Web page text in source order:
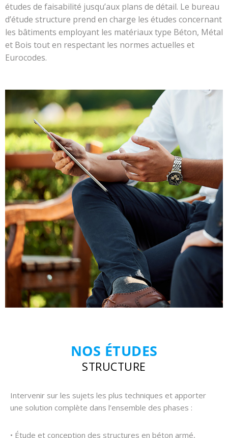
études de faisabilité jusqu’aux plans de détail. Le bureau
d’étude structure prend en charge les études concernant
les bâtiments employant les matériaux type Béton, Métal
et Bois tout en respectant les normes actuelles et
Eurocodes.
NOS ÉTUDES
STRUCTURE
Intervenir sur les sujets les plus techniques et apporter
une solution complète dans l’ensemble des phases :
• Étude et conception des structures en béton armé,